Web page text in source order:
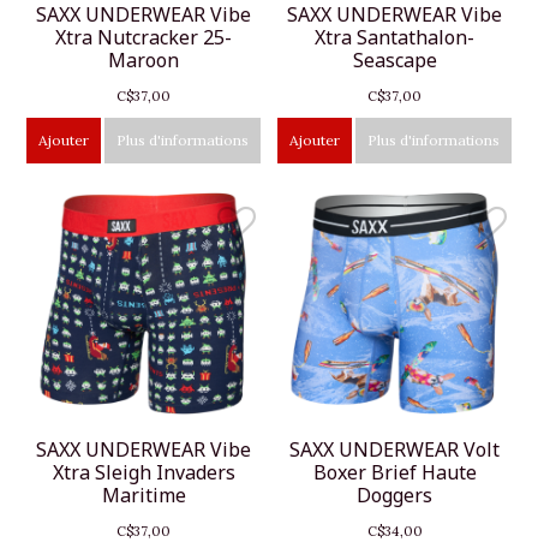
SAXX UNDERWEAR Vibe
Xtra Nutcracker 25-
Maroon
C$37,00
Ajouter Plus d'informations
SAXX UNDERWEAR Vibe
Xtra Santathalon-
Seascape
C$37,00
Ajouter Plus d'informations
SAXX UNDERWEAR Vibe
Xtra Sleigh Invaders
Maritime
C$37,00
SAXX UNDERWEAR Volt
Boxer Brief Haute
Doggers
C$34,00